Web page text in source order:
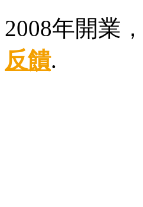
2008年開業
反饋.